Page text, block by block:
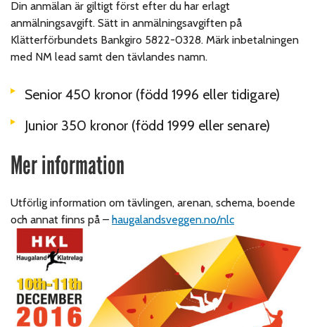
Din anmälan är giltigt först efter du har erlagt
anmälningsavgift. Sätt in anmälningsavgiften på
Klätterförbundets Bankgiro 5822-0328. Märk inbetalningen
med NM lead samt den tävlandes namn.
Senior 450 kronor (född 1996 eller tidigare)
Junior 350 kronor (född 1999 eller senare)
Mer information
Utförlig information om tävlingen, arenan, schema, boende
och annat finns på –haugalandsveggen.no/nlc